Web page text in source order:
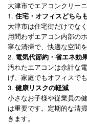
大津市でエアコンクリー
1. 住宅・オフィスどちら
大津市は住宅街だけでな
用問わずエアコン内部の
寧な清掃で、快適な空間
2. 電気代節約・省エネ効
汚れたエアコンは余計な
げ、家庭でもオフィスで
3. 健康リスクの軽減
小さなお子様や従業員の
は重要です。定期的な清
きます。